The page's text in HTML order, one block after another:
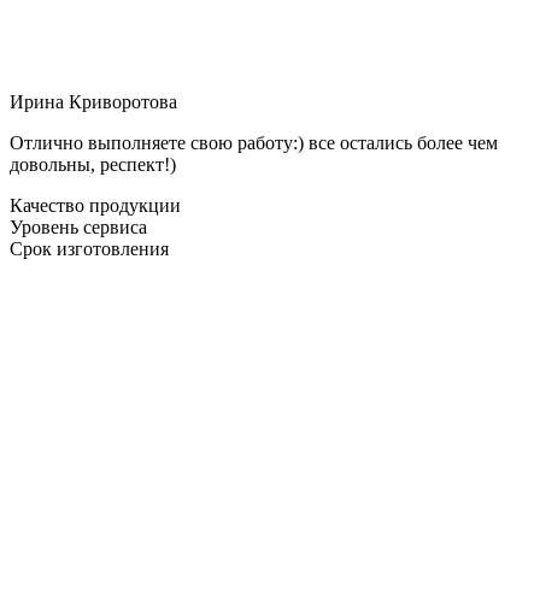
Ирина Криворотова
Отлично выполняете свою работу:) все остались более чем
довольны, респект!)
Качество продукции
Уровень сервиса
Срок изготовления